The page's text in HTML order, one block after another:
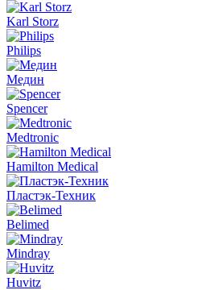
Karl Storz
Philips
Медин
Spencer
Medtronic
Hamilton Medical
Пластэк-Техник
Belimed
Mindray
Huvitz